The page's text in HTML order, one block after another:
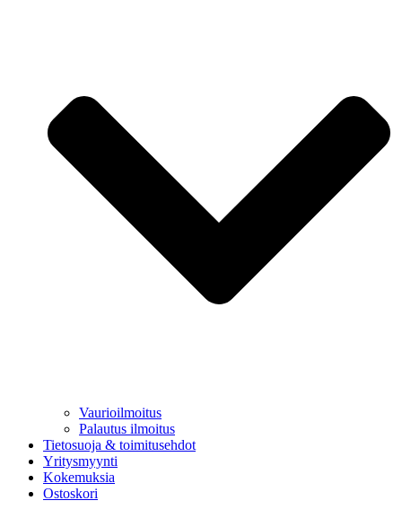
Vaurioilmoitus
Palautus ilmoitus
Tietosuoja & toimitusehdot
Yritysmyynti
Kokemuksia
Ostoskori